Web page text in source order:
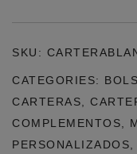
SKU:
CATEGORIES:
CARTERAS
COMPLEMENTOS
PERSONALIZADOS